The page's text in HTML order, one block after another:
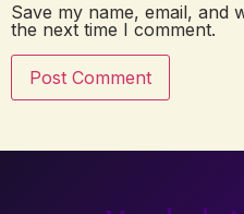
Save my name, email, and
the next time I comment.